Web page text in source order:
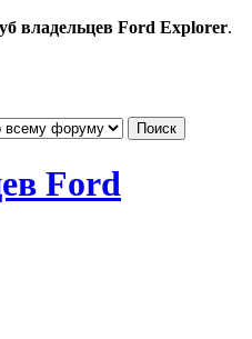
владельцев Ford Explorer.
Ford